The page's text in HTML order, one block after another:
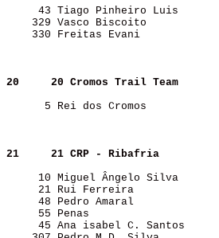
43 Tiago Pinheiro Luis
329 Vasco Biscoito
330 Freitas Evani
20 20 Cromos Trail
5 Rei dos Cromos
21 21 CRP -
10 Miguel Ângelo Silva
21 Rui Ferreira
48 Pedro Amaral
55 Penas
45 Ana isabel C. Santos